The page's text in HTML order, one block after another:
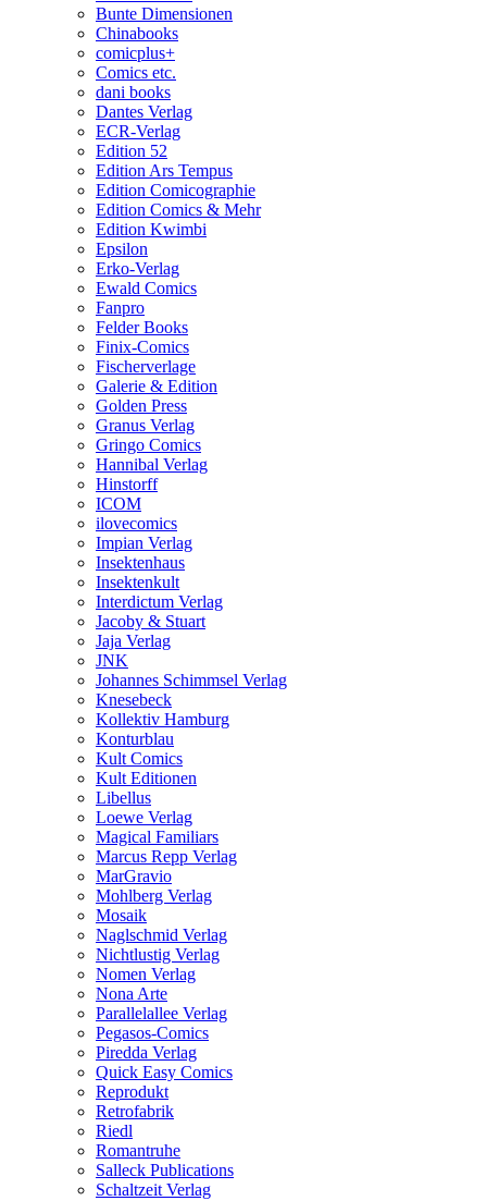
Bunte Dimensionen
Chinabooks
comicplus+
Comics etc.
dani books
Dantes Verlag
ECR-Verlag
Edition 52
Edition Ars Tempus
Edition Comicographie
Edition Comics & Mehr
Edition Kwimbi
Epsilon
Erko-Verlag
Ewald Comics
Fanpro
Felder Books
Finix-Comics
Fischerverlage
Galerie & Edition
Golden Press
Granus Verlag
Gringo Comics
Hannibal Verlag
Hinstorff
ICOM
ilovecomics
Impian Verlag
Insektenhaus
Insektenkult
Interdictum Verlag
Jacoby & Stuart
Jaja Verlag
JNK
Johannes Schimmsel Verlag
Knesebeck
Kollektiv Hamburg
Konturblau
Kult Comics
Kult Editionen
Libellus
Loewe Verlag
Magical Familiars
Marcus Repp Verlag
MarGravio
Mohlberg Verlag
Mosaik
Naglschmid Verlag
Nichtlustig Verlag
Nomen Verlag
Nona Arte
Parallelallee Verlag
Pegasos-Comics
Piredda Verlag
Quick Easy Comics
Reprodukt
Retrofabrik
Riedl
Romantruhe
Salleck Publications
Schaltzeit Verlag